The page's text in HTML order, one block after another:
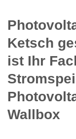
Ketsch
ist Ihr
Wallbox